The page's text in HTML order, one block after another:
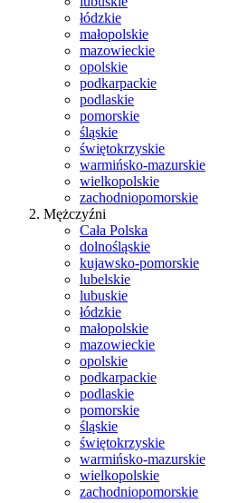
łódzkie
małopolskie
mazowieckie
opolskie
podkarpackie
podlaskie
pomorskie
śląskie
świętokrzyskie
warmińsko-mazurskie
wielkopolskie
zachodniopomorskie
Mężczyźni
Cała Polska
dolnośląskie
kujawsko-pomorskie
lubelskie
lubuskie
łódzkie
małopolskie
mazowieckie
opolskie
podkarpackie
podlaskie
pomorskie
śląskie
świętokrzyskie
warmińsko-mazurskie
wielkopolskie
zachodniopomorskie